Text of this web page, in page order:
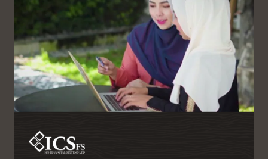
razy szybciej
Automatyzacja umożliwia
szybkie wdrażanie i
zmniejsza potrzebę
zatrudniania specjalistów
o zaawansowanych
umiejętnościach
informatycznych
odzyskiwanie danych
zakresu IT nawet o 75%
zapasowych zapewnia
wysoką jakość tych kopii i
odciąża serwery baz
danych
Funkcje monitorowania w
czasie rzeczywistym i
automatycznego
raportowania upraszczają
zachowanie zgodności z
przepisami, udostępniając